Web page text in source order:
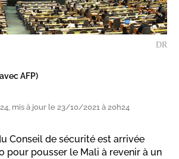
DR
AFP)
mis à jour le 23/10/2021 à 20h24
Conseil de sécurité est arrivée
pour pousser le Mali à revenir à un